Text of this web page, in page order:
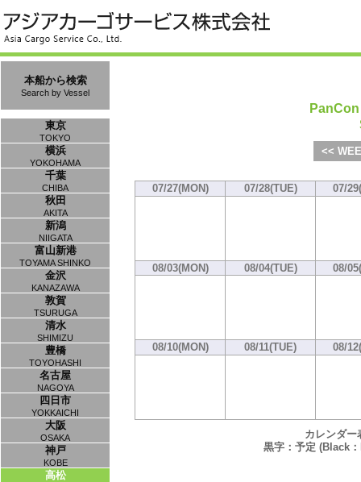
本船から検索
Search by Vessel
東京
TOKYO
横浜
YOKOHAMA
千葉
CHIBA
秋田
AKITA
新潟
NIIGATA
富山新港
TOYAMA SHINKO
金沢
KANAZAWA
敦賀
TSURUGA
清水
SHIMIZU
豊橋
TOYOHASHI
名古屋
NAGOYA
四日市
YOKKAICHI
大阪
OSAKA
神戸
KOBE
高松
<<
07/27(MON) 07/28(TUE) 07/
08/03(MON) 08/04(TUE) 08/
08/10(MON) 08/11(TUE) 08/
カレンダー
黒字：予定 (Black